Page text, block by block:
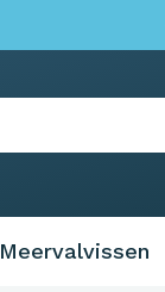
Meervalvissen